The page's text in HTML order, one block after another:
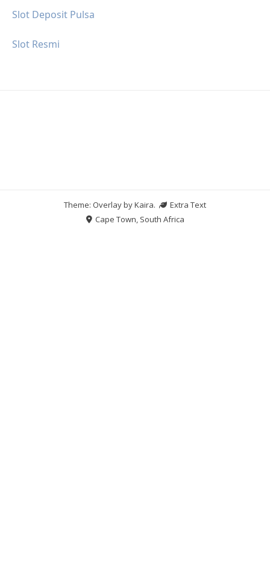
Slot Deposit Pulsa
Slot Resmi
Theme: Overlay byKaira.
Extra Text
Cape Town, South Africa